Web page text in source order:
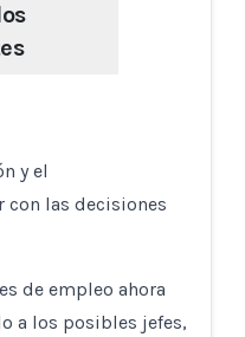
y el
las decisiones
de empleo ahora
a los posibles jefes,